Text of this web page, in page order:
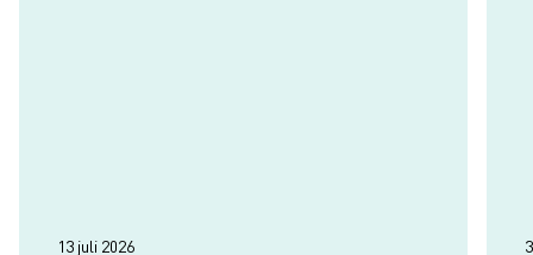
13 juli 2026